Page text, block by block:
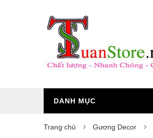
DANH MỤC
Trang chủ Gương Decor